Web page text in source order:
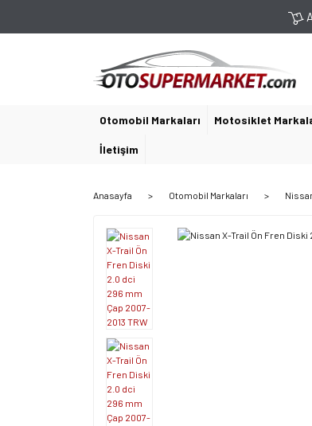
Otomobil Markaları Motosiklet
İletişim
Anasayfa Otomobil Markaları